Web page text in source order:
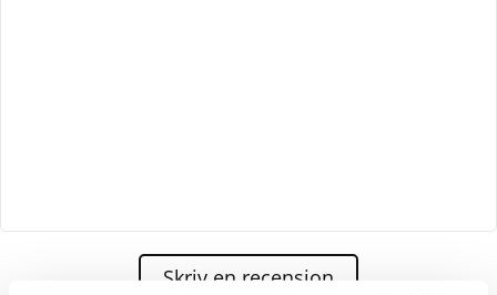
Skriv en recension